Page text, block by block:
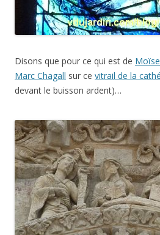
Disons que pour ce qui est de Moïse
Marc Chagall sur ce vitrail de la
devant le buisson ardent)…